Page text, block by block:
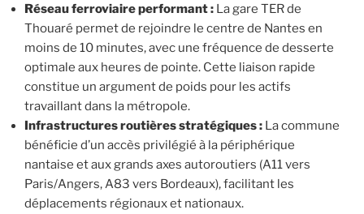
Réseau ferroviaire performant : La gare TER de
Thouaré permet de rejoindre le centre de Nantes en
moins de 10 minutes, avec une fréquence de desserte
optimale aux heures de pointe. Cette liaison rapide
constitue un argument de poids pour les actifs
travaillant dans la métropole.
Infrastructures routières stratégiques : La commune
bénéficie d’un accès privilégié à la périphérique
nantaise et aux grands axes autoroutiers (A11 vers
Paris/Angers, A83 vers Bordeaux), facilitant les
déplacements régionaux et nationaux.